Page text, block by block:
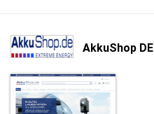
AkkuShop DE